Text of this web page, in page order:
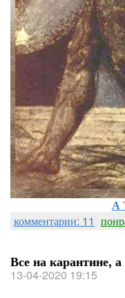
А
комментарии: 11
Все на карантине,
13-04-2020 19:15